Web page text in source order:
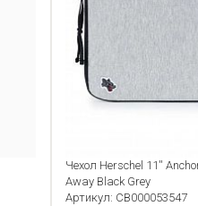
Чехол Herschel 11''
Away Black Grey
Артикул: CB000053547